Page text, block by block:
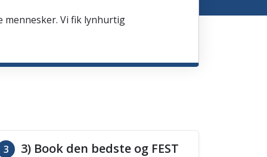
mennesker. Vi fik lynhurtig
3 3) Book den bedste og FEST